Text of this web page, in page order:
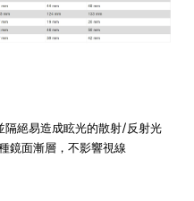
隔絕易造成眩光的散射/反射光
鏡面漸層，不影響視線